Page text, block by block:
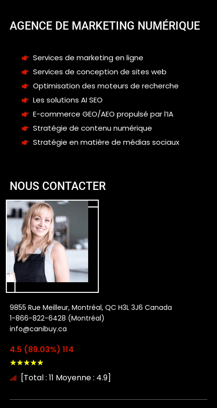
AGENCE DE MARKETING NUMÉRIQUE
Services de marketing en ligne
Services de conception de sites web
Optimisation des moteurs de recherche
Les solutions AI SEO
E-commerce GEO/AEO propulsé par l’IA
Stratégie de contenu numérique
Stratégie en matière de médias sociaux
NOUS CONTACTER
9855 Rue Meilleur, Montréal, QC H3L 3J6 Canada
1-866-822-6428 (Montréal)
info@canibuy.ca
4.5 (89.03%) 114
★★★★★
[Total : 11 Moyenne : 4.9]